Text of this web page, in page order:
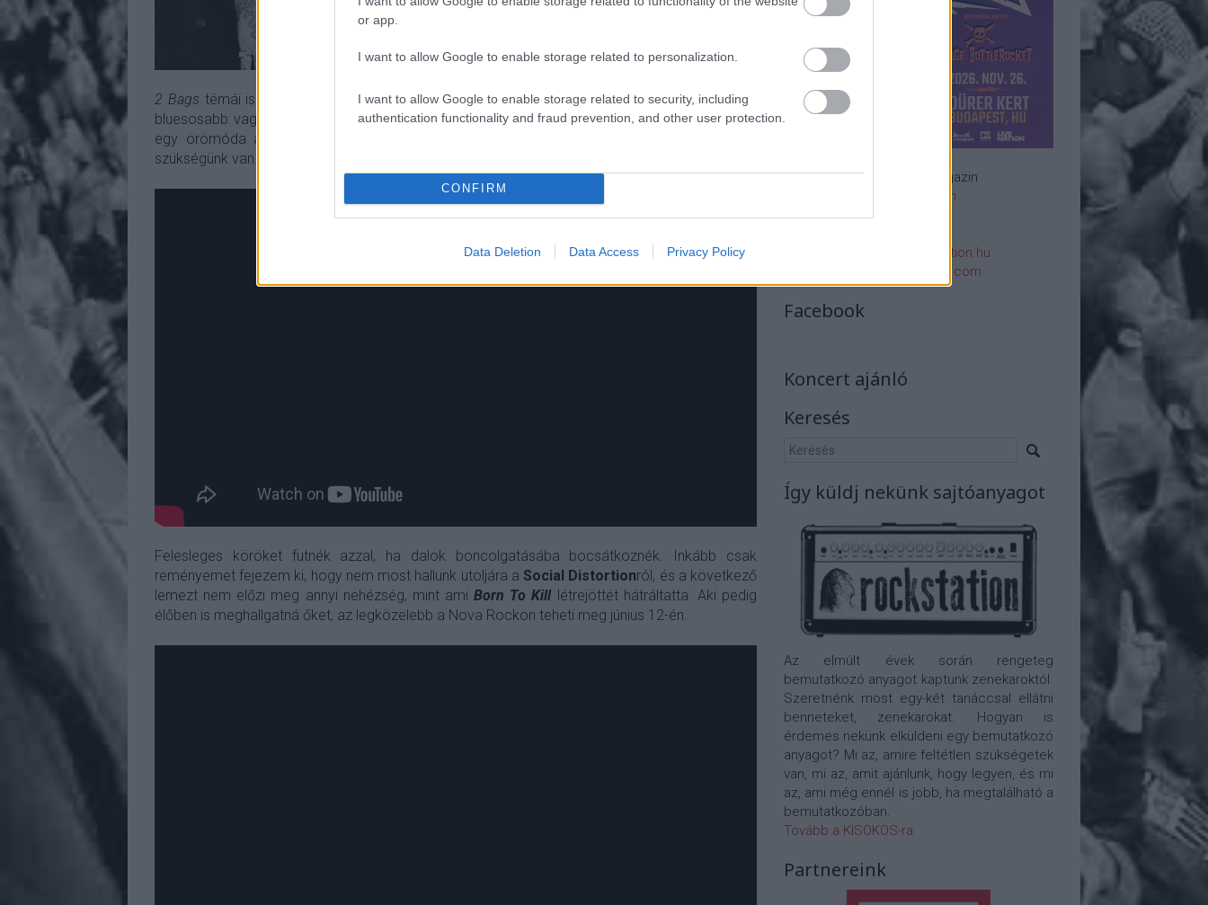
or app.
I want to allow Google to enable storage related to personalization.
I want to allow Google to enable storage related to security, including
authentication functionality and fraud prevention, and other user protection.
CONFIRM
Data Deletion Data Access Privacy Policy
2 Bags témái is sokkal változatosabbak, könnyedebbek, végig érezhető egy flow, legyen szó
bluesosabb vagy rockosabb dalokról. Erős refrének és fülbemászó dallamok. Persze ez nem
egy örömóda az emberiséghez. Nagyon nem. De reménnyel teli, és aktuális. Pont amire
szükségünk van. Pont amire Mike Nessnek szüksége van.
Felesleges köröket futnék azzal, ha dalok boncolgatásába bocsátkoznék. Inkább csak
reményemet fejezem ki, hogy nem most hallunk utoljára aSocial Distortionról, és a következő
lemezt nem előzi meg annyi nehézség, mint amiBorn To Kill létrejöttét hátráltatta. Aki pedig
élőben is meghallgatná őket, az legközelebb a Nova Rockon teheti meg június 12-én.
Rockzenei magazin
Impresszum
rsszerk@rockstation.hu
rsszerk@gmail.com
Facebook
Koncert ajánló
Keresés
Így küldj nekünk sajtóanyagot
Az elmúlt évek során rengeteg
bemutatkozó anyagot kaptunk zenekaroktól.
Szeretnénk most egy-két tanáccsal ellátni
benneteket, zenekarokat. Hogyan is
érdemes nekünk elküldeni egy bemutatkozó
anyagot? Mi az, amire feltétlen szükségetek
van, mi az, amit ajánlunk, hogy legyen, és mi
az, ami még ennél is jobb, ha megtalálható a
bemutatkozóban.
Tovább a KISOKOS-ra
Partnereink